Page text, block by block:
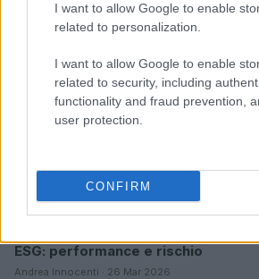
I want to allow Google to enable
related to personalization.
I want to allow Google to enable
related to security, including
functionality and fraud prevention,
user protection.
CONFIRM
ESG: performance e rischio
Andrea Innocenti · 26 Mar 2026